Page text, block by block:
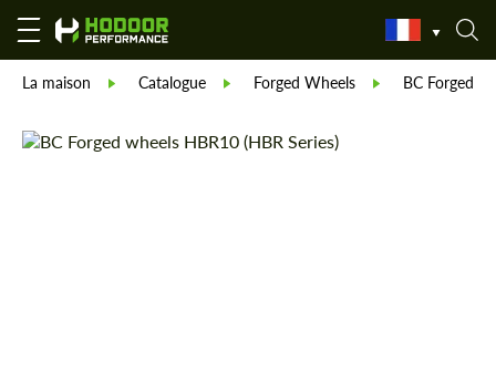
La maison Catalogue Forged Wheels BC Forged